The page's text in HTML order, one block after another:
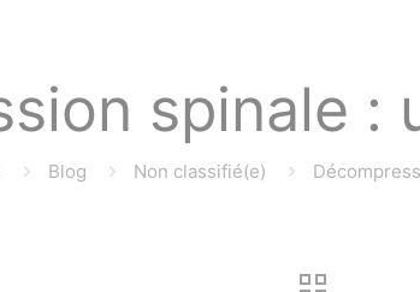
spinale :
Blog Non classifié(e)